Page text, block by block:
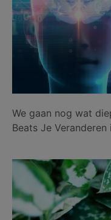
We gaan nog wat
Beats Je Veranderen